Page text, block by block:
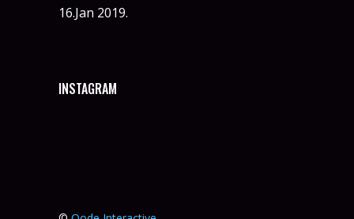
16.Jan 2019.
INSTAGRAM